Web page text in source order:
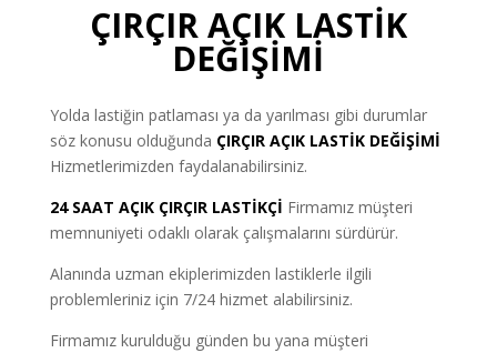
ÇIRÇIR AÇIK LASTİK
DEĞİŞİMİ
Yolda lastiğin patlaması ya da yarılması gibi durumlar
söz konusu olduğunda ÇIRÇIR AÇIK LASTİK DEĞİŞİMİ
Hizmetlerimizden faydalanabilirsiniz.
24 SAAT AÇIK ÇIRÇIR LASTİKÇİ Firmamız müşteri
memnuniyeti odaklı olarak çalışmalarını sürdürür.
Alanında uzman ekiplerimizden lastiklerle ilgili
problemleriniz için 7/24 hizmet alabilirsiniz.
Firmamız kurulduğu günden bu yana müşteri